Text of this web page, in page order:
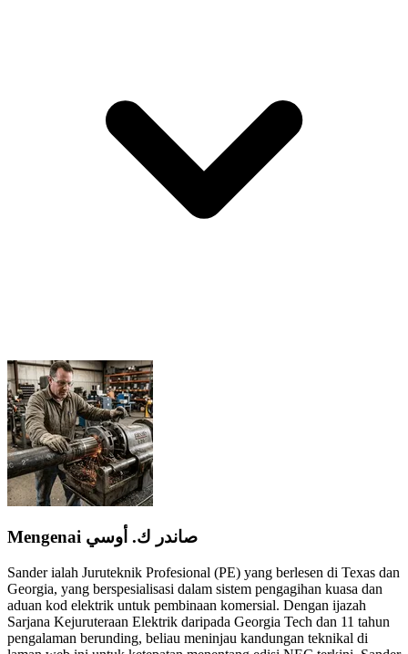
Mengenai صاندر ك. أوسي
Sander ialah Juruteknik Profesional (PE) yang berlesen di Texas dan
Georgia, yang berspesialisasi dalam sistem pengagihan kuasa dan
aduan kod elektrik untuk pembinaan komersial. Dengan ijazah
Sarjana Kejuruteraan Elektrik daripada Georgia Tech dan 11 tahun
pengalaman berunding, beliau meninjau kandungan teknikal di